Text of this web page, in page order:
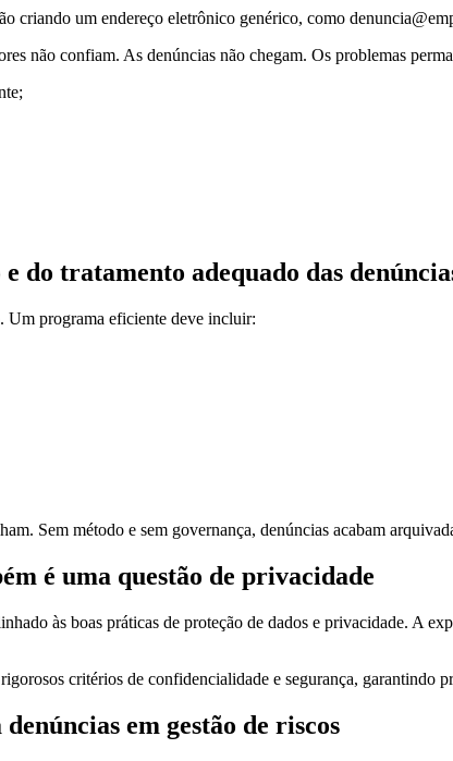
criando um endereço eletrônico genérico, como
não confiam. As denúncias não chegam. Os problemas
do tratamento adequado das
Um programa eficiente deve incluir:
Sem método e sem governança, denúncias acabam
é uma questão de privacidade
às boas práticas de proteção de dados e privacidade. A
critérios de confidencialidade e segurança, garantindo
em gestão de riscos